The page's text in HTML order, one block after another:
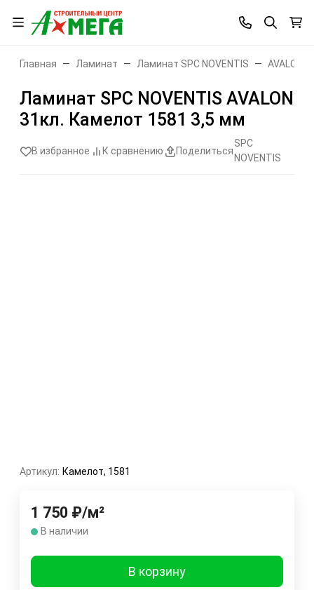
Главная Ламинат Ламинат SPC NOVENTIS AVALON
Ламинат SPC NOVENTIS AVALON
31кл. Камелот 1581 3,5 мм
В избранное К сравнению Поделиться
SPC
NOVENTIS
Артикул: Камелот, 1581
1 750 ₽/м²
В наличии
В корзину